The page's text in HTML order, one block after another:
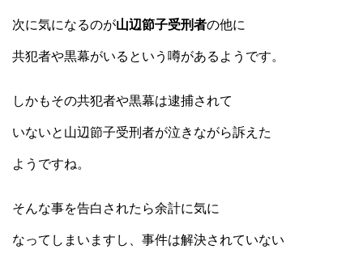
次に気になるのが山辺節子受刑者の他に
共犯者や黒幕がいるという噂があるようです。
しかもその共犯者や黒幕は逮捕されて
いないと山辺節子受刑者が泣きながら訴えた
ようですね。
そんな事を告白されたら余計に気に
なってしまいますし、事件は解決されていない